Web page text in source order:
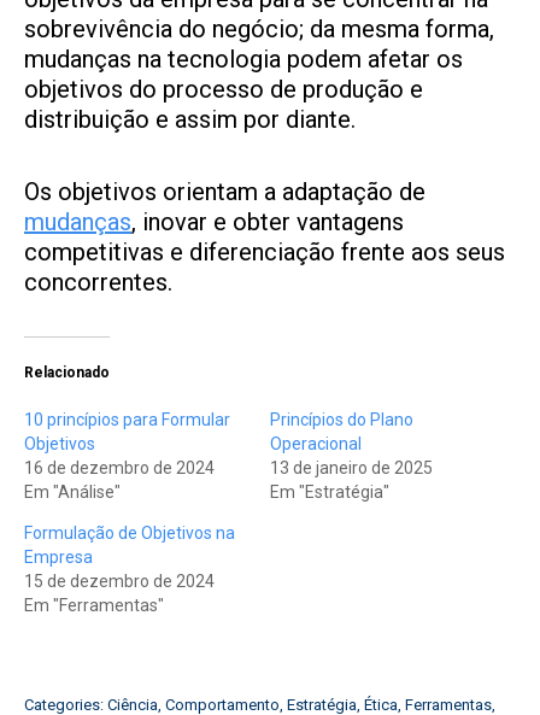
sobrevivência do negócio; da mesma forma,
mudanças na tecnologia podem afetar os
objetivos do processo de produção e
distribuição e assim por diante.
Os objetivos orientam a adaptação de
mudanças, inovar e obter vantagens
competitivas e diferenciação frente aos seus
concorrentes.
Relacionado
10 princípios para Formular
Objetivos
16 de dezembro de 2024
Em "Análise"
Princípios do Plano
Operacional
13 de janeiro de 2025
Em "Estratégia"
Formulação de Objetivos na
Empresa
15 de dezembro de 2024
Em "Ferramentas"
Categories: Ciência, Comportamento, Estratégia, Ética, Ferramentas,